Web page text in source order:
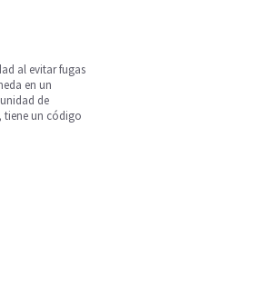
al evitar fugas
en un
de
tiene un código